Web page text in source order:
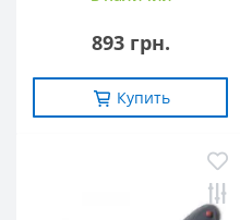
893 грн.
Купить